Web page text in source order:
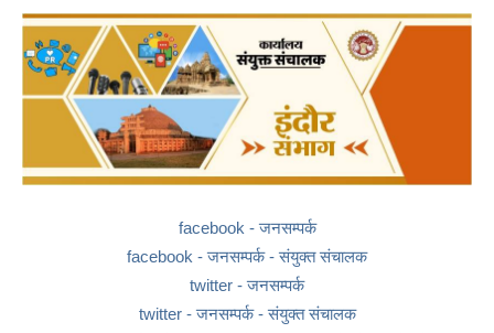
facebook - जनसम्पर्क
facebook - जनसम्पर्क - संयुक्त संचालक
twitter - जनसम्पर्क
twitter - जनसम्पर्क - संयुक्त संचालक